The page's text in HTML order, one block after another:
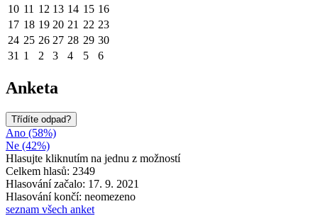
10 11 12 13 14 15 16
17 18 19 20 21 22 23
24 25 26 27 28 29 30
31 1 2 3 4 5 6
Anketa
Třídíte odpad?
Ano (58%)
Ne (42%)
Hlasujte kliknutím na jednu z možností
Celkem hlasů: 2349
Hlasování začalo: 17. 9. 2021
Hlasování končí: neomezeno
seznam všech anket